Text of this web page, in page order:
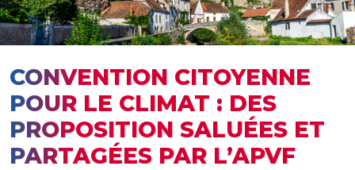
CONVENTION CITOYENNE
POUR LE CLIMAT : DES
PROPOSITION SALUÉES ET
PARTAGÉES PAR L’APVF